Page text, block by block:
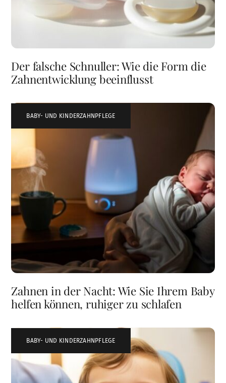
Der falsche Schnuller: Wie die Form die
Zahnentwicklung beeinflusst
BABY- UND KINDERZAHNPFLEGE
Zahnen in der Nacht: Wie Sie Ihrem Baby
helfen können, ruhiger zu schlafen
BABY- UND KINDERZAHNPFLEGE